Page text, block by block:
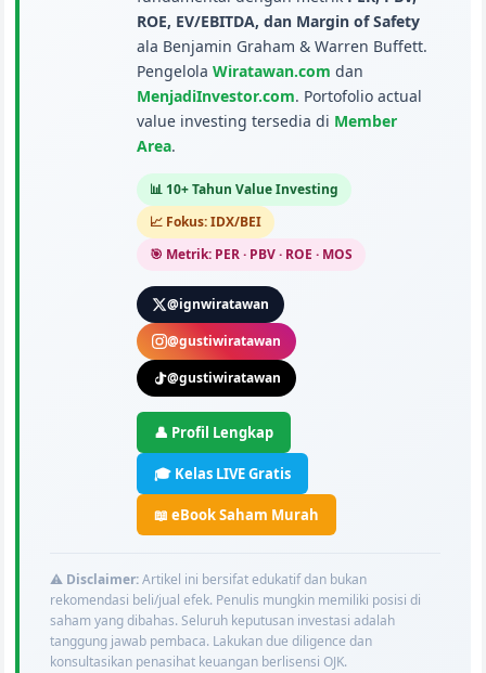
ROE, EV/EBITDA, dan Margin of Safety
ala Benjamin Graham & Warren Buffett.
PengelolaWiratawan.com dan
MenjadiInvestor.com. Portofolio actual
value investing tersedia di Member
Area.
📊 10+ Tahun Value Investing
📈 Fokus: IDX/BEI
🎯 Metrik: PER · PBV · ROE · MOS
@ignwiratawan
@gustiwiratawan
@gustiwiratawan
👤 Profil Lengkap
🎓 Kelas LIVE Gratis
📖 eBook Saham Murah
⚠️ Disclaimer:Artikel ini bersifat edukatif dan bukan
rekomendasi beli/jual efek. Penulis mungkin memiliki posisi di
saham yang dibahas. Seluruh keputusan investasi adalah
tanggung jawab pembaca. Lakukan due diligence dan
konsultasikan penasihat keuangan berlisensi OJK.